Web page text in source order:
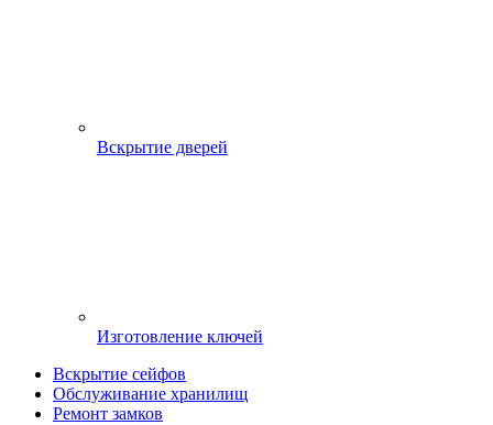
Вскрытие дверей
Изготовление ключей
Вскрытие сейфов
Обслуживание хранилищ
Ремонт замков